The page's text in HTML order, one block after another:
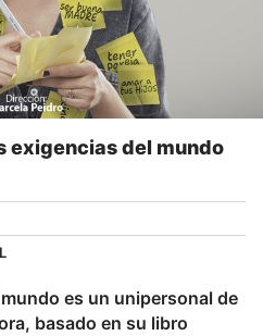
exigencias del mundo
es un unipersonal de
basado en su libro